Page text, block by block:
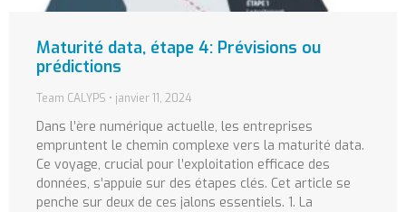
Maturité data, étape 4: Prévisions ou
prédictions
Team CALYPS janvier 11, 2024
Dans l’ère numérique actuelle, les entreprises
empruntent le chemin complexe vers la maturité data.
Ce voyage, crucial pour l’exploitation efficace des
données, s’appuie sur des étapes clés. Cet article se
penche sur deux de ces jalons essentiels. 1. La